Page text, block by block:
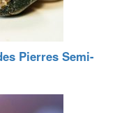
Pierres Semi-